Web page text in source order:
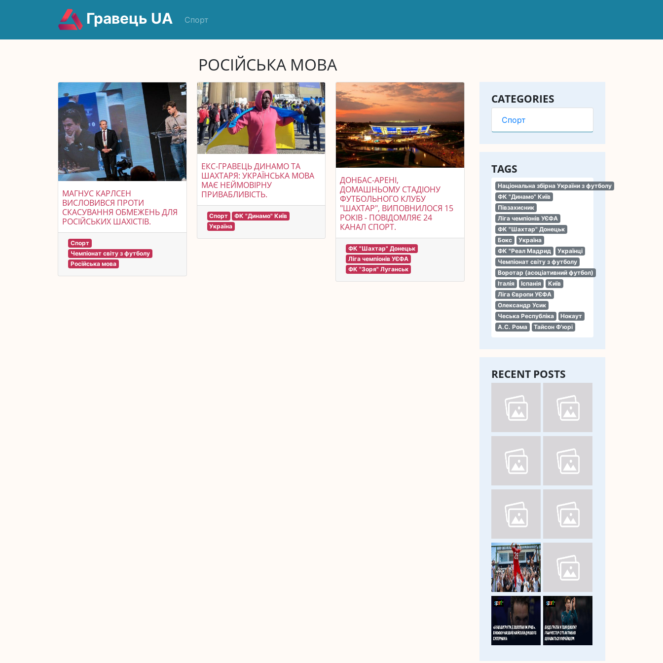
Гравець UA Спорт
РОСІЙСЬКА МОВА
CATEGORIES
Спорт
TAGS
Національна збірна України з футболу
ФК "Динамо" Київ
Півзахисник
Ліга чемпіонів УЄФА
ФК "Шахтар" Донецьк
Бокс
Україна
ФК "Реал Мадрид
Українці
Чемпіонат світу з футболу
Воротар (асоціативний футбол)
Італія
Іспанія
Київ
Ліга Європи УЄФА
Олександр Усик
Чеська Республіка
Нокаут
А.С. Рома
Тайсон Ф'юрі
RECENT POSTS
МАГНУС КАРЛСЕН
ВИСЛОВИВСЯ ПРОТИ
СКАСУВАННЯ ОБМЕЖЕНЬ ДЛЯ
РОСІЙСЬКИХ ШАХІСТІВ.
Спорт
Чемпіонат світу з футболу
Російська мова
ЕКС-ГРАВЕЦЬ ДИНАМО ТА
ШАХТАРЯ: УКРАЇНСЬКА МОВА
МАЄ НЕЙМОВІРНУ
ПРИВАБЛИВІСТЬ.
Спорт
ФК "Динамо" Київ
Україна
ДОНБАС-АРЕНІ,
ДОМАШНЬОМУ СТАДІОНУ
ФУТБОЛЬНОГО КЛУБУ
"ШАХТАР", ВИПОВНИЛОСЯ 15
РОКІВ - ПОВІДОМЛЯЄ 24
КАНАЛ СПОРТ.
ФК "Шахтар" Донецьк
Ліга чемпіонів УЄФА
ФК "Зоря" Луганськ